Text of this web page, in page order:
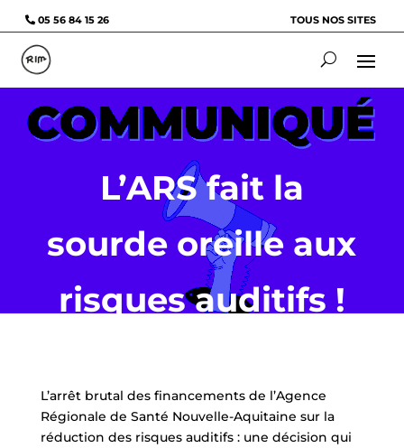
05 56 84 15 26 TOUS NOS SITES
L’ARS fait la
sourde oreille aux
risques auditifs !
L’arrêt brutal des financements de l’Agence
Régionale de Santé Nouvelle-Aquitaine sur la
réduction des risques auditifs : une décision qui